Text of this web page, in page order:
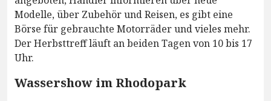
Modelle, über Zubehör und Reisen, es gibt eine
Börse für gebrauchte Motorräder und vieles mehr.
Der Herbsttreff läuft an beiden Tagen von 10 bis 17
Uhr.
Wassershow im Rhodopark